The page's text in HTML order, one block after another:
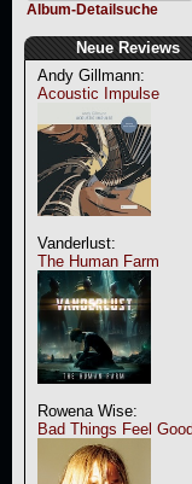
Album-Detailsuche
Neue Reviews
Andy Gillmann:
Acoustic Impulse
Vanderlust:
The Human Farm
Rowena Wise:
Bad Things Feel